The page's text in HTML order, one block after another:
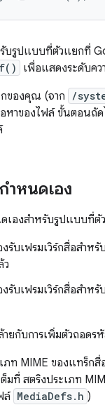
บรูปแบบที่ตัวแยกที่
เพื่อแสดงระดับค
กของคุณ (จาก
/
าของไฟล์ ขั้นตอนถัด
ำหนดเอง
องสำหรับรูปแบบที่ตั
งรับเฟรมเวิร์กสื่อสำ
ว
งรับเฟรมเวิร์กสื่อส
ยกับการเพิ่มตัวถอด
ภท MIME ของแทร็
ต็มที่ สตริงประเภท
ล์ MediaDefs.h )